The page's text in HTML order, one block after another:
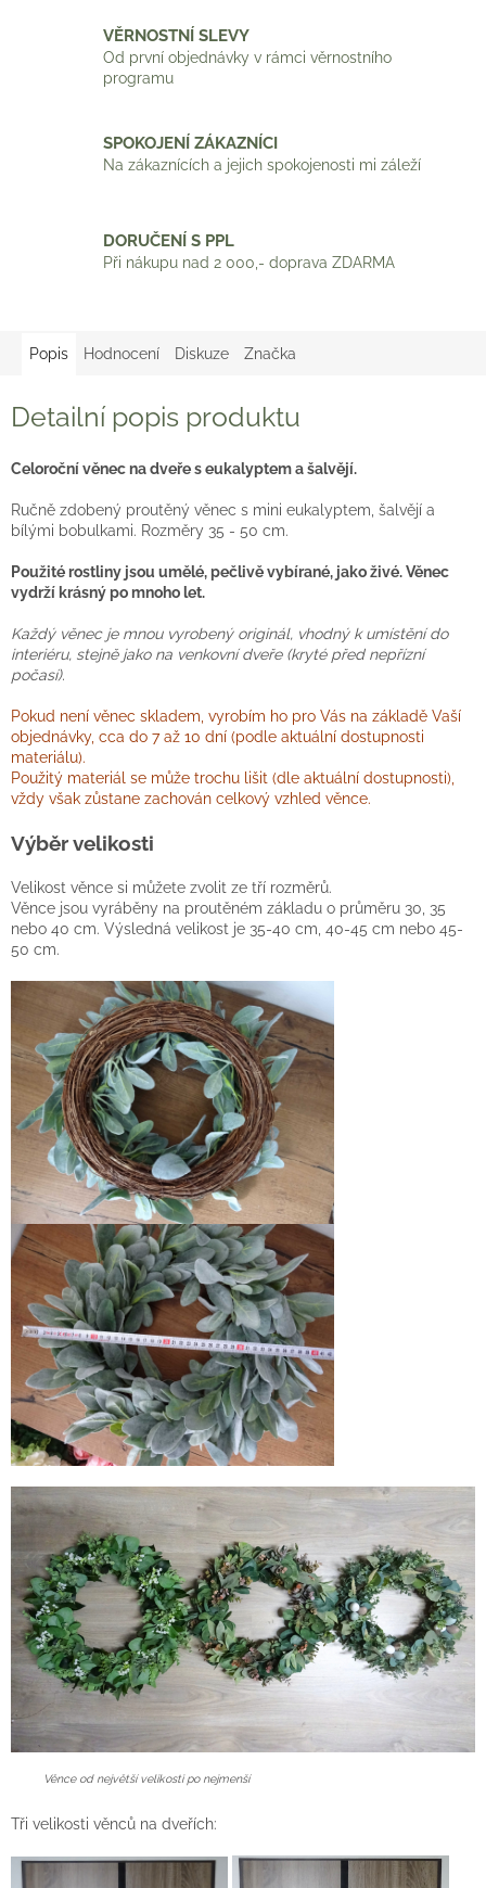
VĚRNOSTNÍ SLEVY
Od první objednávky v rámci věrnostního
programu
SPOKOJENÍ ZÁKAZNÍCI
Na zákaznících a jejich spokojenosti mi záleží
DORUČENÍ S PPL
Při nákupu nad 2 000,- doprava ZDARMA
Popis Hodnocení Diskuze Značka
Detailní popis produktu
Celoroční věnec na dveře s eukalyptem a šalvějí.
Ručně zdobený proutěný věnec s mini eukalyptem, šalvějí a
bílými bobulkami. Rozměry 35 - 50 cm.
Použité rostliny jsou umělé, pečlivě vybírané, jako živé. Věnec
vydrží krásný po mnoho let.
Každý věnec je mnou vyrobený originál, vhodný k umístění do
interiéru, stejně jako na venkovní dveře (kryté před nepřízní
počasí).
Pokud není věnec skladem, vyrobím ho pro Vás na základě Vaší
objednávky, cca do 7 až 10 dní (podle aktuální dostupnosti
materiálu).
Použitý materiál se může trochu lišit (dle aktuální dostupnosti),
vždy však zůstane zachován celkový vzhled věnce.
Výběr velikosti
Velikost věnce si můžete zvolit ze tří rozměrů.
Věnce jsou vyráběny na proutěném základu o průměru 30, 35
nebo 40 cm. Výsledná velikost je 35-40 cm, 40-45 cm nebo 45-
50 cm.
Věnce od největší velikosti po nejmenší
Tři velikosti věnců na dveřích: